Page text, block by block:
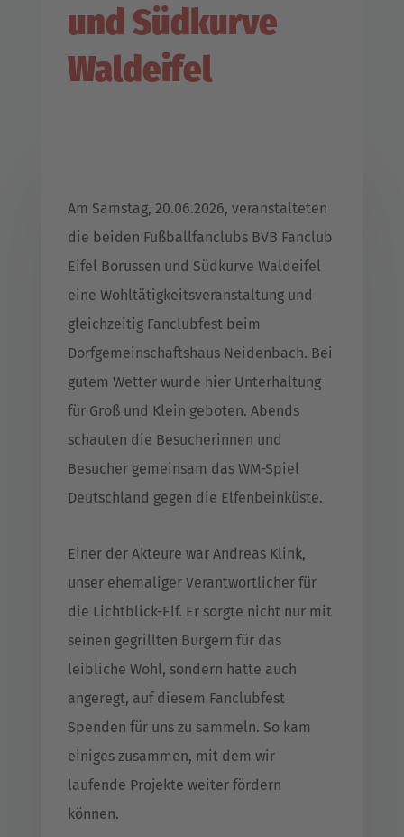
und Südkurve
Waldeifel
Am Samstag, 20.06.2026, veranstalteten
die beiden Fußballfanclubs BVB Fanclub
Eifel Borussen und Südkurve Waldeifel
eine Wohltätigkeitsveranstaltung und
gleichzeitig Fanclubfest beim
Dorfgemeinschaftshaus Neidenbach. Bei
gutem Wetter wurde hier Unterhaltung
für Groß und Klein geboten. Abends
schauten die Besucherinnen und
Besucher gemeinsam das WM-Spiel
Deutschland gegen die Elfenbeinküste.
Einer der Akteure war Andreas Klink,
unser ehemaliger Verantwortlicher für
die Lichtblick-Elf. Er sorgte nicht nur mit
seinen gegrillten Burgern für das
leibliche Wohl, sondern hatte auch
angeregt, auf diesem Fanclubfest
Spenden für uns zu sammeln. So kam
einiges zusammen, mit dem wir
laufende Projekte weiter fördern
können.